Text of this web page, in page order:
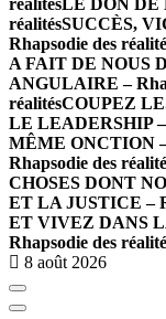
réalitésLE DON DE
réalitésSUCCÈS,
Rhapsodie des
A FAIT DE NOUS
ANGULAIRE –
réalitésCOUPEZ
LE LEADERSHIP –
MÊME ONCTION –
Rhapsodie des
CHOSES DONT
ET LA JUSTICE –
ET VIVEZ DANS
Rhapsodie des
8 août 2026